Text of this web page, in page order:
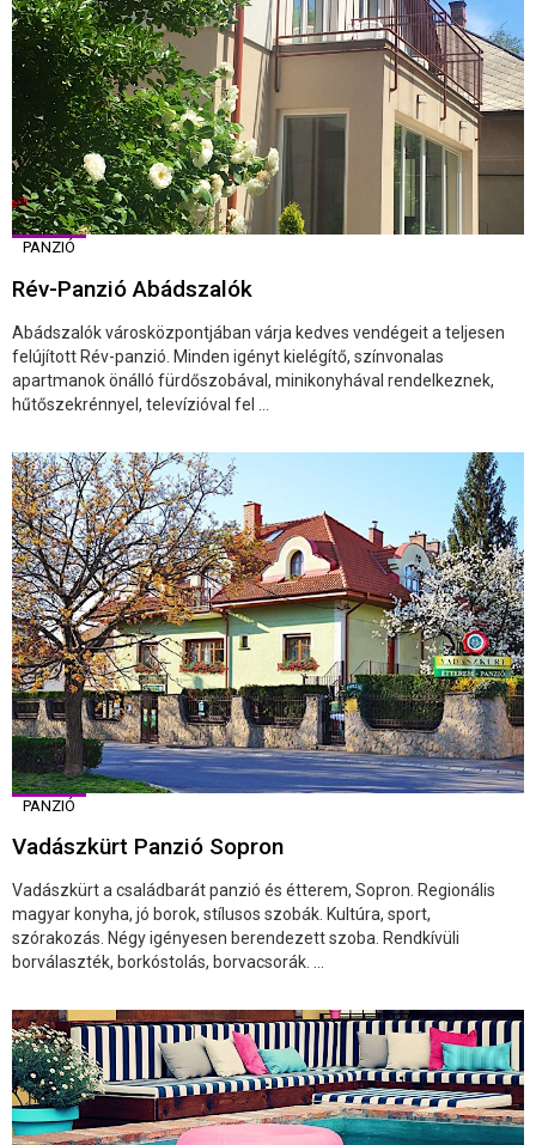
PANZIÓ
Rév-Panzió Abádszalók
Abádszalók városközpontjában várja kedves vendégeit a teljesen
felújított Rév-panzió. Minden igényt kielégítő, színvonalas
apartmanok önálló fürdőszobával, minikonyhával rendelkeznek,
hűtőszekrénnyel, televízióval fel ...
PANZIÓ
Vadászkürt Panzió Sopron
Vadászkürt a családbarát panzió és étterem, Sopron. Regionális
magyar konyha, jó borok, stílusos szobák. Kultúra, sport,
szórakozás. Négy igényesen berendezett szoba. Rendkívüli
borválaszték, borkóstolás, borvacsorák. ...